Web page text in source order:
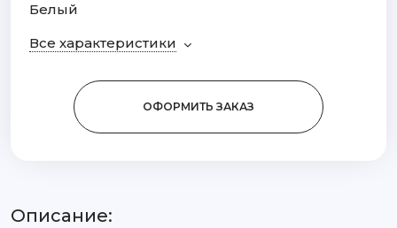
Белый
Все характеристики
ОФОРМИТЬ ЗАКАЗ
Описание: